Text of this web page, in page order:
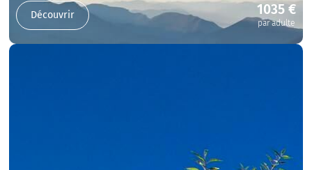
Découvrir 1035 €
par adulte